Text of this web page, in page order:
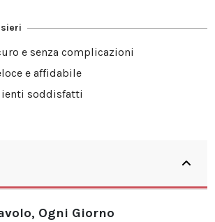
e senza complicazioni
e affidabile
soddisfatti
Ogni Giorno